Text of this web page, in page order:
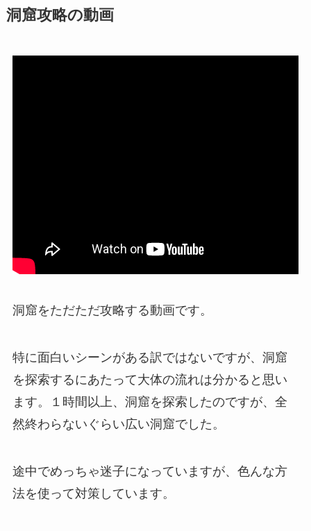
洞窟攻略の動画
洞窟をただただ攻略する動画です。
特に面白いシーンがある訳ではないですが、洞窟
を探索するにあたって大体の流れは分かると思い
ます。１時間以上、洞窟を探索したのですが、全
然終わらないぐらい広い洞窟でした。
途中でめっちゃ迷子になっていますが、色んな方
法を使って対策しています。